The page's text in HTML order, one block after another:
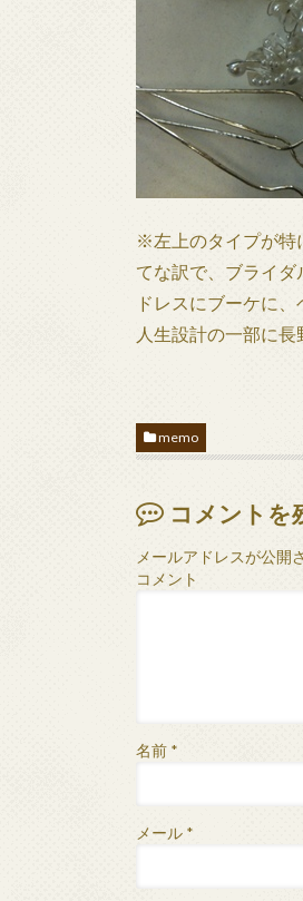
※左上のタイプが特
てな訳で、ブライダ
ドレスにブーケに
人生設計の一部に
memo
コメントを
メールアドレスが公開
コメント
名前 *
メール *